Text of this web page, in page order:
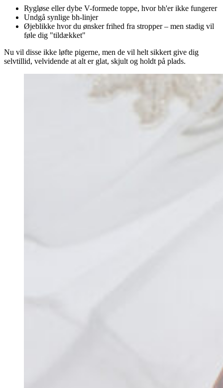
Rygløse eller dybe V-formede toppe, hvor bh'er ikke fungerer
Undgå synlige bh-linjer
Øjeblikke hvor du ønsker frihed fra stropper – men stadig vil
føle dig "tildækket"
Nu vil disse ikke løfte pigerne, men de vil helt sikkert give dig
selvtillid, velvidende at alt er glat, skjult og holdt på plads.